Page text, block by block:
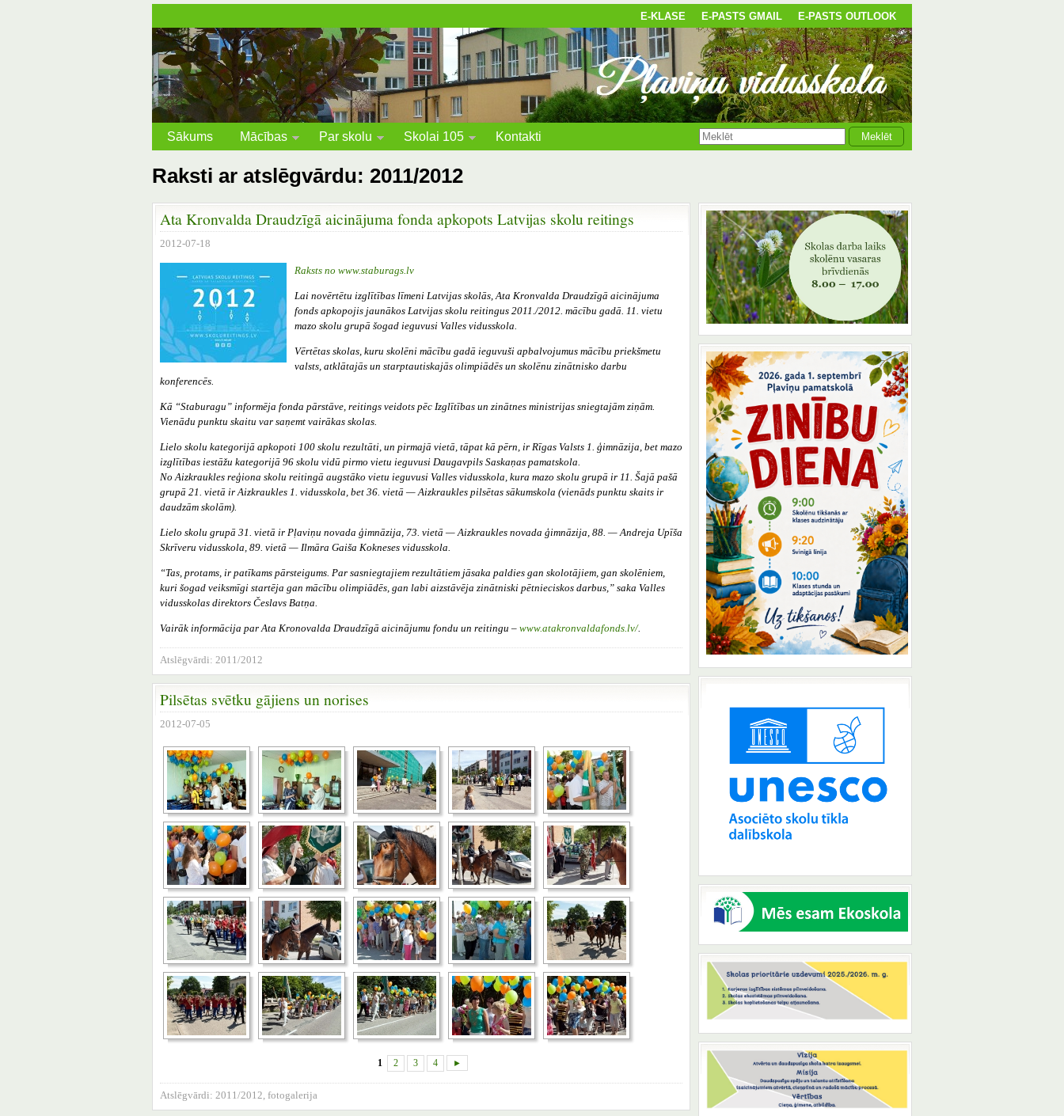
E-KLASE E-PASTS GMAIL E-PASTS OUTLOOK
Sākums Mācības Par skolu Skolai 105 Kontakti
Raksti ar atslēgvārdu: 2011/2012
Ata Kronvalda Draudzīgā aicinājuma fonda apkopots Latvijas skolu reitings
2012-07-18
Raksts no www.staburags.lv
Lai novērtētu izglītības līmeni Latvijas skolās, Ata Kronvalda Draudzīgā aicinājuma
fonds apkopojis jaunākos Latvijas skolu reitingus 2011./2012. mācību gadā. 11. vietu
mazo skolu grupā šogad ieguvusi Valles vidusskola.
Vērtētas skolas, kuru skolēni mācību gadā ieguvuši apbalvojumus mācību priekšmetu
valsts, atklātajās un starptautiskajās olimpiādēs un skolēnu zinātnisko darbu
konferencēs.
Kā “Staburagu” informēja fonda pārstāve, reitings veidots pēc Izglītības un zinātnes ministrijas sniegtajām ziņām.
Vienādu punktu skaitu var saņemt vairākas skolas.
Lielo skolu kategorijā apkopoti 100 skolu rezultāti, un pirmajā vietā, tāpat kā pērn, ir Rīgas Valsts 1. ģimnāzija, bet mazo
izglītības iestāžu kategorijā 96 skolu vidū pirmo vietu ieguvusi Daugavpils Saskaņas pamatskola.
No Aizkraukles reģiona skolu reitingā augstāko vietu ieguvusi Valles vidusskola, kura mazo skolu grupā ir 11. Šajā pašā
grupā 21. vietā ir Aizkraukles 1. vidusskola, bet 36. vietā — Aizkraukles pilsētas sākumskola (vienāds punktu skaits ir
daudzām skolām).
Lielo skolu grupā 31. vietā ir Pļaviņu novada ģimnāzija, 73. vietā — Aizkraukles novada ģimnāzija, 88. — Andreja Upīša
Skrīveru vidusskola, 89. vietā — Ilmāra Gaiša Kokneses vidusskola.
“Tas, protams, ir patīkams pārsteigums. Par sasniegtajiem rezultātiem jāsaka paldies gan skolotājiem, gan skolēniem,
kuri šogad veiksmīgi startēja gan mācību olimpiādēs, gan labi aizstāvēja zinātniski pētnieciskos darbus,” saka Valles
vidusskolas direktors Česlavs Batņa.
Vairāk informācija par Ata Kronovalda Draudzīgā aicinājumu fondu un reitingu – www.atakronvaldafonds.lv/.
Atslēgvārdi: 2011/2012
Pilsētas svētku gājiens un norises
2012-07-05
1 2 3 4 ►
Atslēgvārdi: 2011/2012 fotogalerija